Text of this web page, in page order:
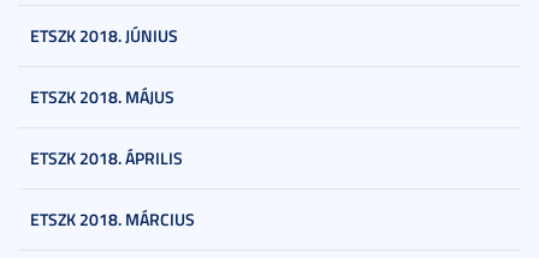
ETSZK 2018. JÚNIUS
ETSZK 2018. MÁJUS
ETSZK 2018. ÁPRILIS
ETSZK 2018. MÁRCIUS